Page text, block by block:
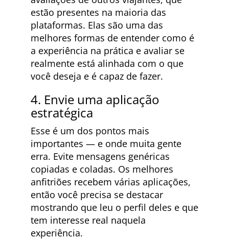
estão presentes na maioria das
plataformas. Elas são uma das
melhores formas de entender como é
a experiência na prática e avaliar se
realmente está alinhada com o que
você deseja e é capaz de fazer.
4. Envie uma aplicação
estratégica
Esse é um dos pontos mais
importantes — e onde muita gente
erra. Evite mensagens genéricas
copiadas e coladas. Os melhores
anfitriões recebem várias aplicações,
então você precisa se destacar
mostrando que leu o perfil deles e que
tem interesse real naquela
experiência.